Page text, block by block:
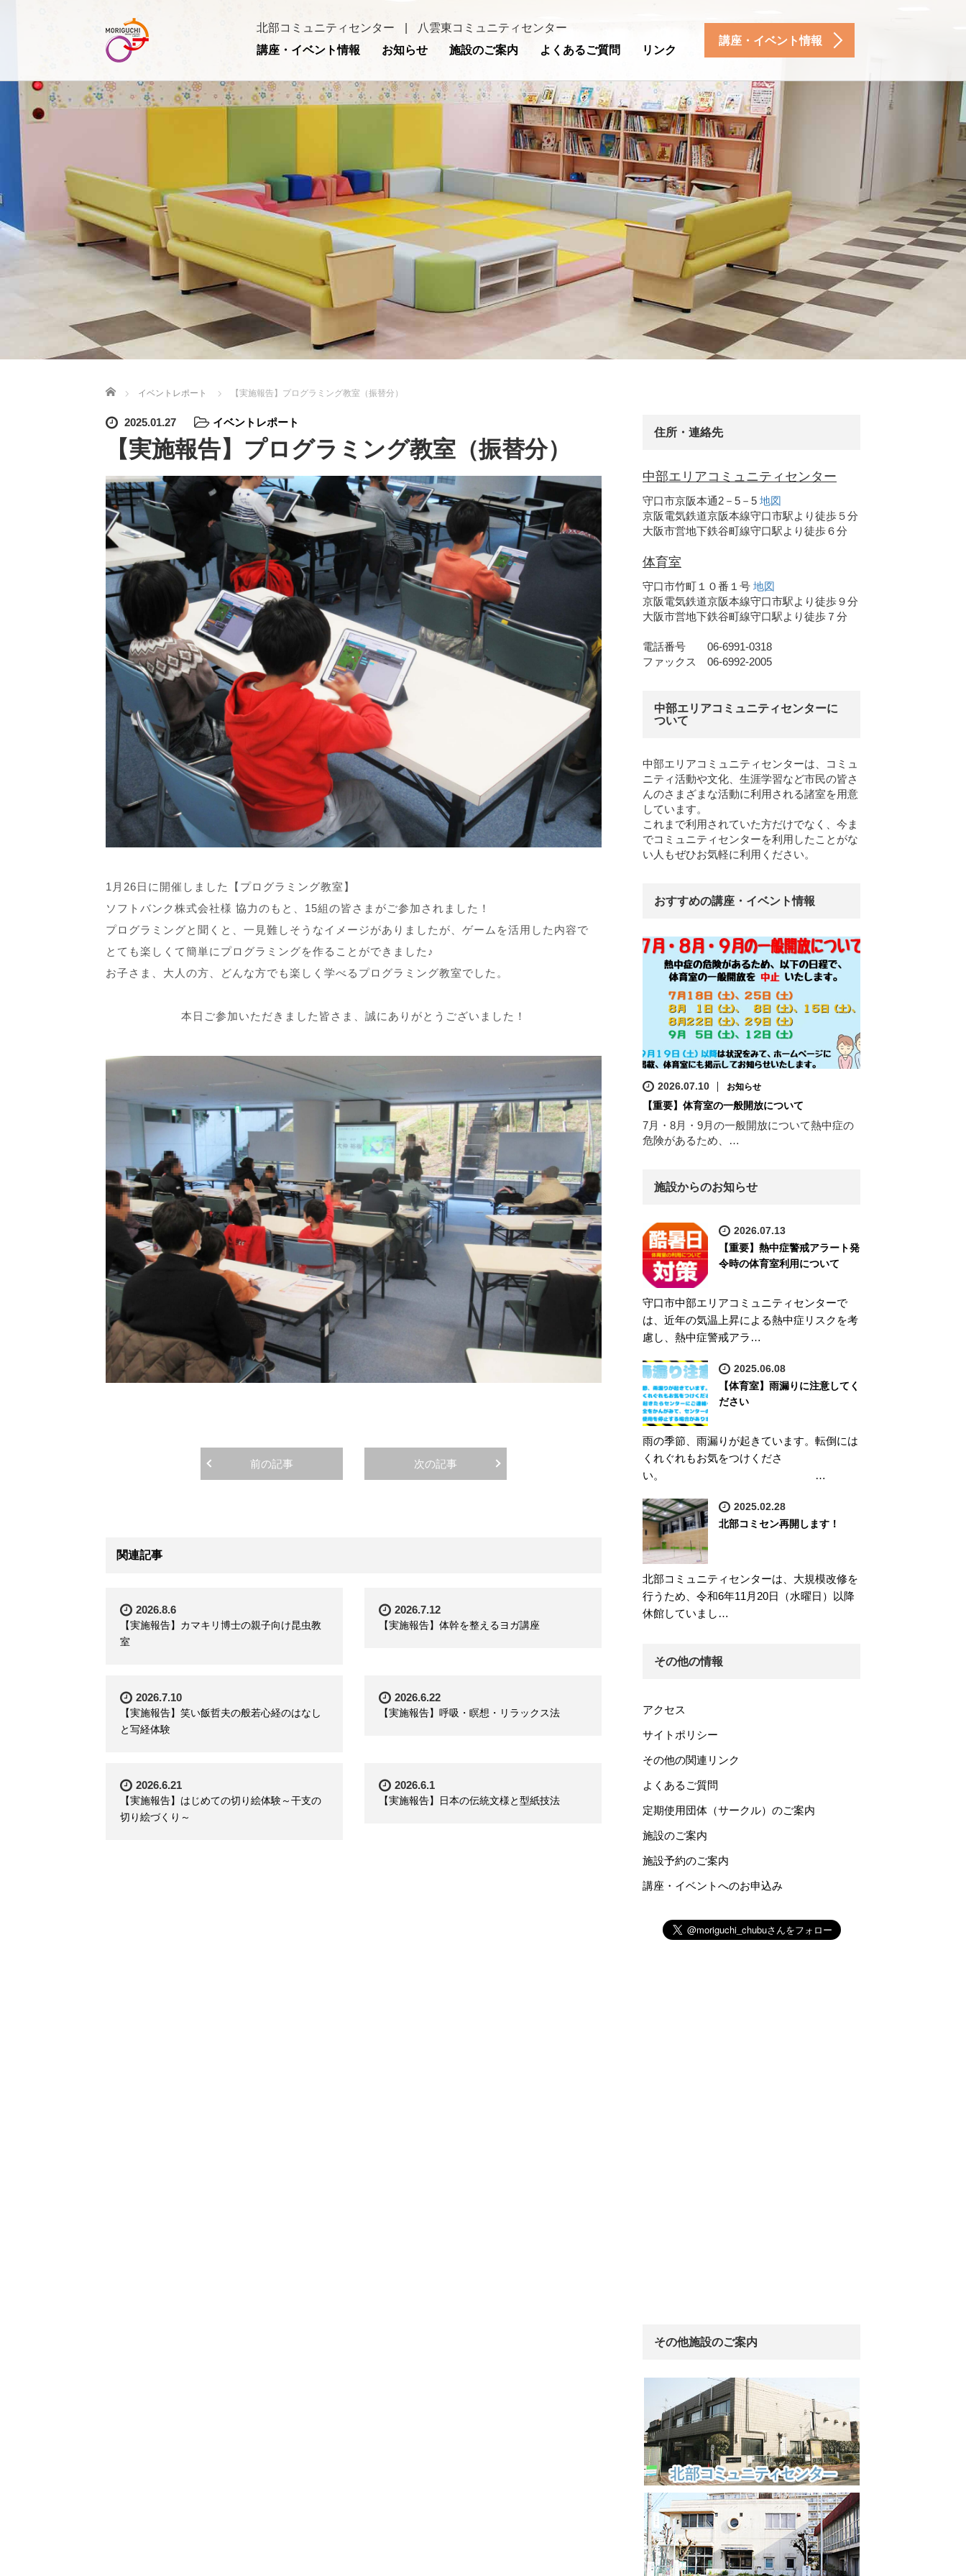
北部コミュニティセンター
八雲東コミュニティセンター
講座・イベント情報
お知らせ 施設のご案内 よくあるご質問 リンク
講座・イベント情報
ホーム イベントレポート 【実施報告】プログラミング教室（振替分）
2025.01.27 イベントレポート
【実施報告】プログラミング教室（振替分）
1月26日に開催しました【プログラミング教室】
ソフトバンク株式会社様 協力のもと、15組の皆さまがご参加されました！
プログラミングと聞くと、一見難しそうなイメージがありましたが、ゲームを活用した内容で
とても楽しくて簡単にプログラミングを作ることができました♪
お子さま、大人の方、どんな方でも楽しく学べるプログラミング教室でした。
本日ご参加いただきました皆さま、誠にありがとうございました！
前の記事 次の記事
関連記事
2026.8.6
【実施報告】カマキリ博士の親子向け昆虫教
室
2026.7.12
【実施報告】体幹を整えるヨガ講座
2026.7.10
【実施報告】笑い飯哲夫の般若心経のはなし
と写経体験
2026.6.22
【実施報告】呼吸・瞑想・リラックス法
2026.6.21
【実施報告】はじめての切り絵体験～干支の
切り絵づくり～
2026.6.1
【実施報告】日本の伝統文様と型紙技法
住所・連絡先
中部エリアコミュニティセンター
守口市京阪本通2－5－5 地図
京阪電気鉄道京阪本線守口市駅より徒歩５分
大阪市営地下鉄谷町線守口駅より徒歩６分
体育室
守口市竹町１０番１号 地図
京阪電気鉄道京阪本線守口市駅より徒歩９分
大阪市営地下鉄谷町線守口駅より徒歩７分
電話番号 06-6991-0318
ファックス 06-6992-2005
中部エリアコミュニティセンターに
ついて
中部エリアコミュニティセンターは、コミュ
ニティ活動や文化、生涯学習など市民の皆さ
んのさまざまな活動に利用される諸室を用意
しています。
これまで利用されていた方だけでなく、今ま
でコミュニティセンターを利用したことがな
い人もぜひお気軽に利用ください。
おすすめの講座・イベント情報
2026.07.10 お知らせ
【重要】体育室の一般開放について
7月・8月・9月の一般開放について熱中症の
危険があるため、…
施設からのお知らせ
2026.07.13
【重要】熱中症警戒アラート発
令時の体育室利用について
守口市中部エリアコミュニティセンターで
は、近年の気温上昇による熱中症リスクを考
慮し、熱中症警戒アラ…
2025.06.08
【体育室】雨漏りに注意してく
ださい
雨の季節、雨漏りが起きています。転倒には
くれぐれもお気をつけくださ
い。 …
2025.02.28
北部コミセン再開します！
北部コミュニティセンターは、大規模改修を
行うため、令和6年11月20日（水曜日）以降
休館していまし…
その他の情報
アクセス
サイトポリシー
その他の関連リンク
よくあるご質問
定期使用団体（サークル）のご案内
施設のご案内
施設予約のご案内
講座・イベントへのお申込み
その他施設のご案内